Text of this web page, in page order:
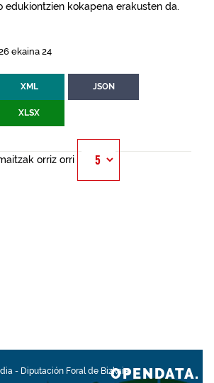
edukiontzien kokapena erakusten da.
ekaina 24
XML JSON
XLSX
orriz orri
- Diputación Foral de BizkaiaOPENDATA.